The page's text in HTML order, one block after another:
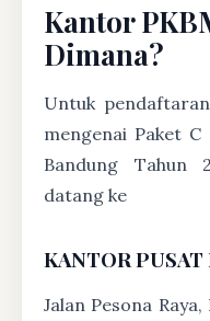
Kantor
Dimana?
Untuk
mengenai Paket
Bandung Tahun
datang ke
KANTOR
Jalan Pesona